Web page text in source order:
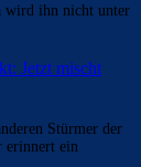
wird ihn nicht unter
Jetzt mischt
Stürmer der
erinnert ein